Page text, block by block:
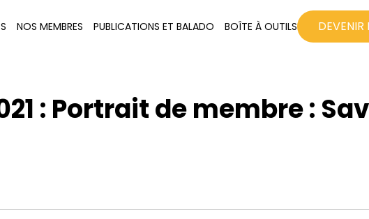
NOS MEMBRES PUBLICATIONS ET BALADO BOÎTE À OUTILS DEVENIR
: Portrait de membre :